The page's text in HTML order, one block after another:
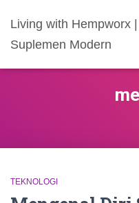
Living with Hempworx
Suplemen Modern
TEKNOLOGI